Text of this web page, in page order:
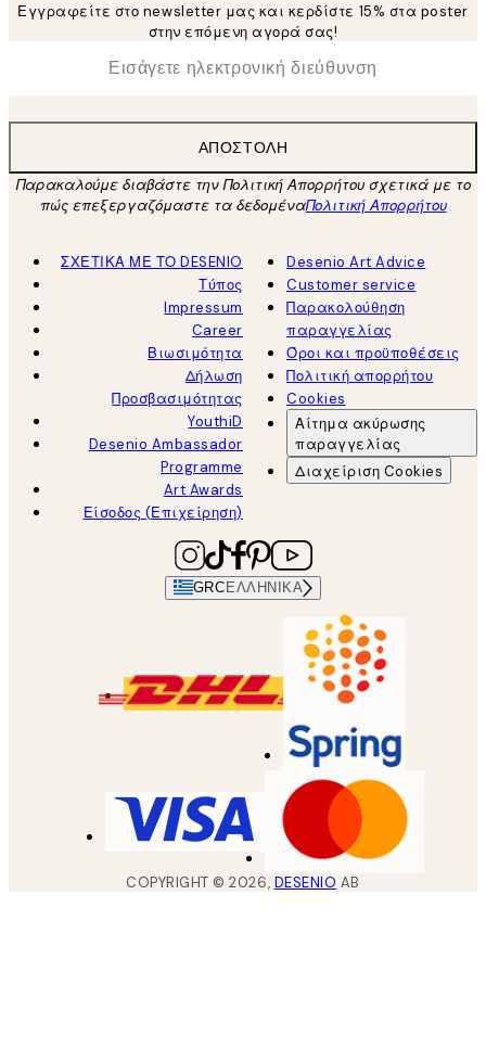
Εγγραφείτε στο newsletter μας και κερδίστε 15% στα poster
στην επόμενη αγορά σας!
Ηλεκτρονική Διεύθυνση
ΑΠΟΣΤΟΛΉ
Παρακαλούμε διαβάστε την Πολιτική Απορρήτου σχετικά με το
πώς επεξεργαζόμαστε τα δεδομέναΠολιτική Απορρήτου
ΣΧΕΤΙΚΑ ΜΕ ΤΟ DESENIO
Τύπος
Impressum
Career
Βιωσιμότητα
Δήλωση
Προσβασιμότητας
YouthiD
Desenio Ambassador
Programme
Art Awards
Είσοδος (Επιχείρηση)
Desenio Art Advice
Customer service
Παρακολούθηση
παραγγελίας
Όροι και προϋποθέσεις
Πολιτική απορρήτου
Cookies
Αίτημα ακύρωσης
παραγγελίας
Διαχείριση Cookies
GRC ΕΛΛΗΝΙΚΆ
COPYRIGHT ©2026, DESENIO AB